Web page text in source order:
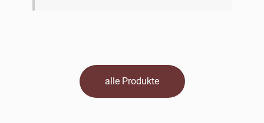
alle Produkte